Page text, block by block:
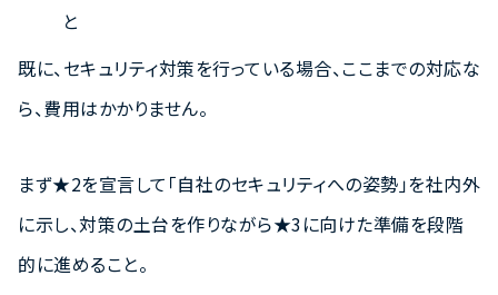
と
既に、セキュリティ対策を行っている場合、ここまでの対応な
ら、費用はかかりません。
まず★2を宣言して「自社のセキュリティへの姿勢」を社内外
に示し、対策の土台を作りながら★3に向けた準備を段階
的に進めること。